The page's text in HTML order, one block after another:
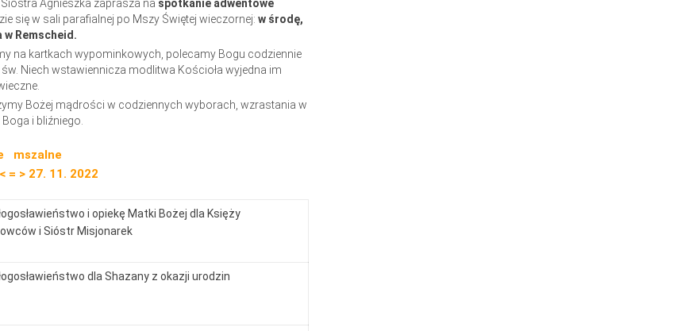
Agnieszka zaprasza na spotkanie adwentowe
się w sali parafialnej po Mszy Świętej wieczornej: w środę,
Remscheid.
na kartkach wypominkowych, polecamy Bogu codziennie
Niech wstawiennicza modlitwa Kościoła wyjedna im
Bożej mądrości w codziennych wyborach, wzrastania w
i bliźniego.
mszalne
= > 27. 11. 2022
i opiekę Matki Bożej dla Księży
i Sióstr Misjonarek
dla Shazany z okazji urodzin